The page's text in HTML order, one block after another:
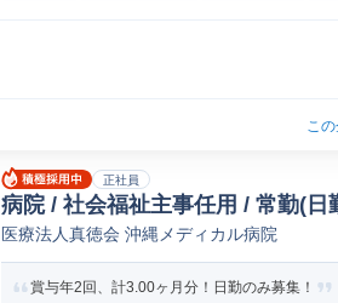
こ
正社員
病院 / 社会福祉主事任用 / 常勤(日
医療法人真徳会 沖縄メディカル病院
賞与年2回、計3.00ヶ月分！日勤のみ募集！